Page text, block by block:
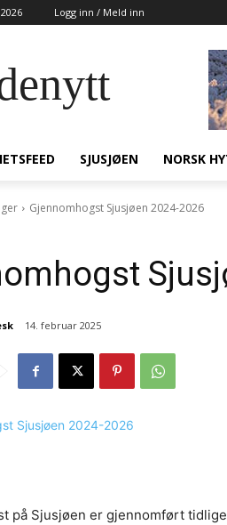
Logg inn / Meld inn
SJUSJØEN NORSK
Gjennomhogst Sjusjøen 2024-2026
14. februar 2025
på Sjusjøen er gjennomført